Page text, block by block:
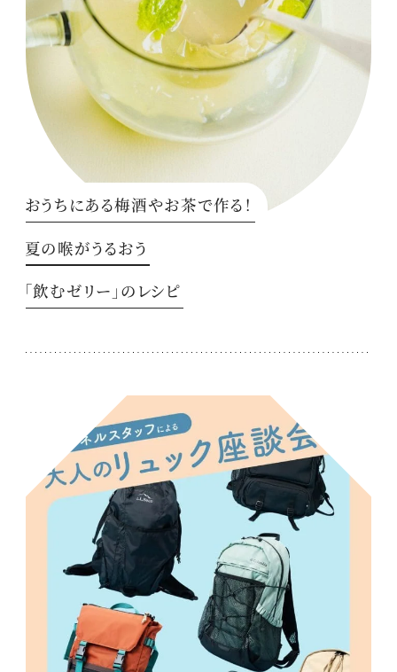
おうちにある梅酒やお茶で作る！
夏の喉がうるおう
「飲むゼリー」のレシピ